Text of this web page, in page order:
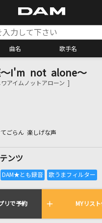
曲名 歌手名
カラオケ検索
全国りれき
タイムで歌われている曲の一覧
～I'm not alone～
アイムノットアローン ]
ごらん 楽しげな声
ンツ
リで予約 MYリス